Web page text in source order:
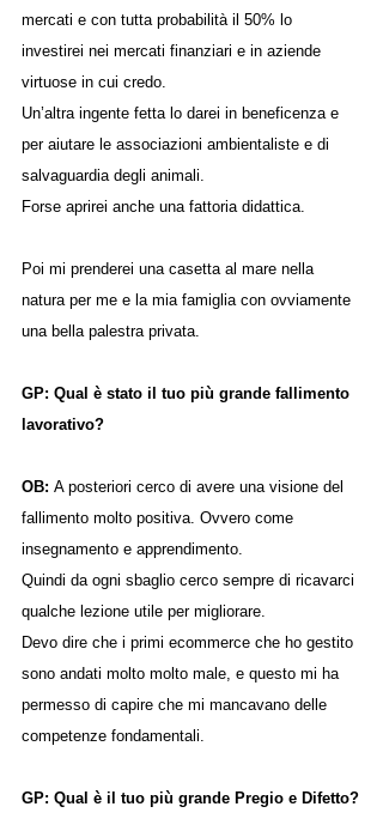
mercati e con tutta probabilità il 50% lo
investirei nei mercati finanziari e in aziende
virtuose in cui credo.
Un’altra ingente fetta lo darei in beneficenza e
per aiutare le associazioni ambientaliste e di
salvaguardia degli animali.
Forse aprirei anche una fattoria didattica.
Poi mi prenderei una casetta al mare nella
natura per me e la mia famiglia con ovviamente
una bella palestra privata.
GP: Qual è stato il tuo più grande fallimento
lavorativo?
OB: A posteriori cerco di avere una visione del
fallimento molto positiva. Ovvero come
insegnamento e apprendimento.
Quindi da ogni sbaglio cerco sempre di ricavarci
qualche lezione utile per migliorare.
Devo dire che i primi ecommerce che ho gestito
sono andati molto molto male, e questo mi ha
permesso di capire che mi mancavano delle
competenze fondamentali.
GP: Qual è il tuo più grande Pregio e Difetto?